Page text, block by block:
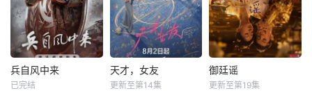
兵自风中来
已完结
天才，女友
更新至第14集
御廷谣
更新至第19集